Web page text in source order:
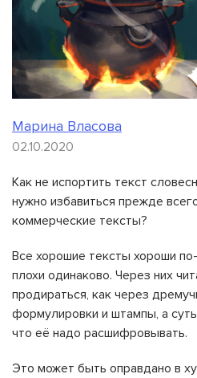
Марина Власова
02.10.2020
Как не испортить текст
нужно избавиться прежде
коммерческие тексты?
Все хорошие тексты хороши
плохи одинаково. Через них
продираться, как через
формулировки и штампы, а суть
что её надо расшифровывать.
Это может быть оправдано в